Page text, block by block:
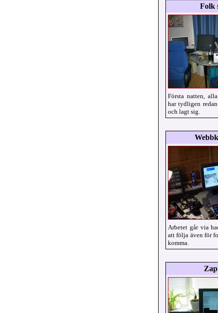
Folk
Första natten,
har tydligen
och lagt sig.
Arbetet går via
att följa även för
komma.